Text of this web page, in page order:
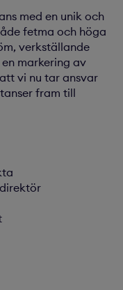
med en unik och
fetma och höga
verkställande
markering av
vi nu tar ansvar
fram till